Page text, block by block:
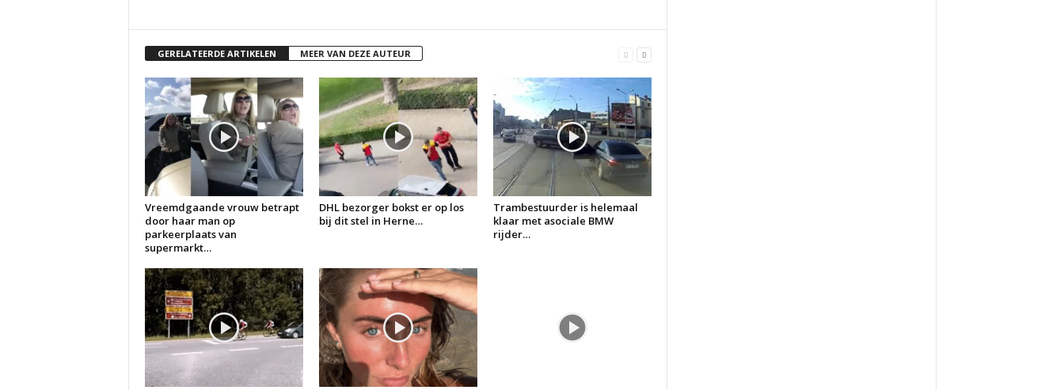
GERELATEERDE ARTIKELEN MEER VAN DEZE AUTEUR
Vreemdgaande vrouw betrapt
door haar man op
parkeerplaats van
supermarkt…
DHL bezorger bokst er op los
bij dit stel in Herne…
Trambestuurder is helemaal
klaar met asociale BMW
rijder…